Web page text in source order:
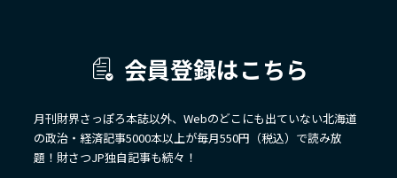
会員登録はこちら
月刊財界さっぽろ本誌以外、Webのどこにも出ていない北海道
の政治・経済記事5000本以上が毎月550円（税込）で読み放
題！財さつJP独自記事も続々！